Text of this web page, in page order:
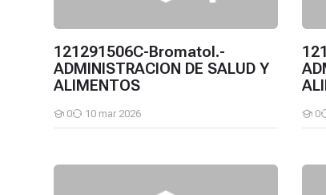
121291506C-Bromatol.-
ADMINISTRACION DE SALUD Y
ALIMENTOS
0
Estudiantes
10 mar 2026 0
121291505B-Bromatol.-INVESTIGACION